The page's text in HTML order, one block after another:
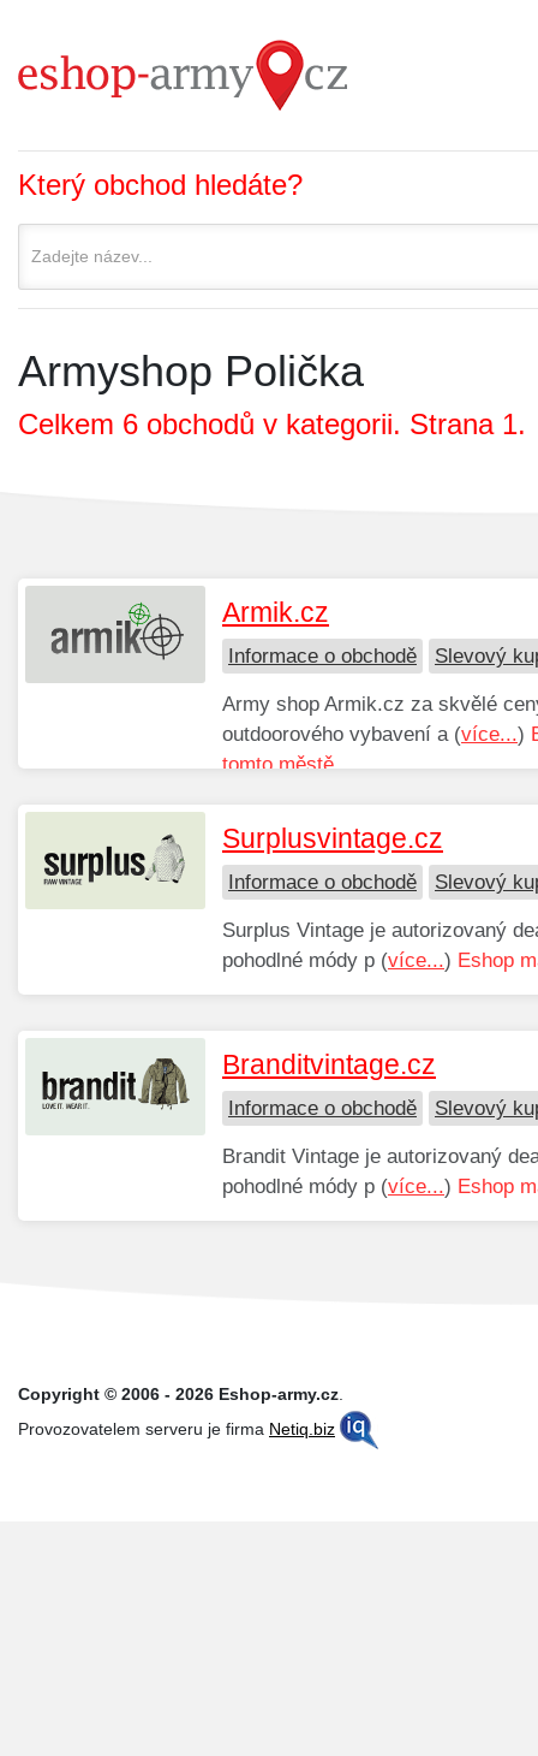
Který obchod hledáte?
Armyshop Polička
Celkem 6 obchodů v kategorii. Strana 1.
Armik.cz
Informace o obchodě Slevový
Army shop Armik.cz za skvělé
outdoorového vybavení a (více...)
tomto městě.
Surplusvintage.cz
Informace o obchodě Slevový
Surplus Vintage je autorizovaný
pohodlné módy p (více...) Eshop
Branditvintage.cz
Informace o obchodě Slevový
Brandit Vintage je autorizovaný
pohodlné módy p (více...) Eshop
Copyright © 2006 - 2026 Eshop-army.cz.
Provozovatelem serveru je firma Netiq.biz